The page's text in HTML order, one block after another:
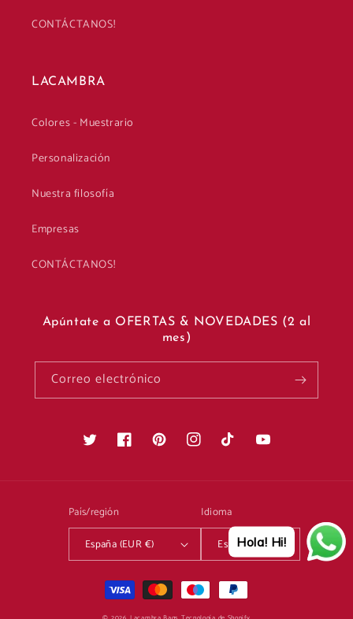
CONTÁCTANOS!
LACAMBRA
Colores - Muestrario
Personalización
Nuestra filosofía
Empresas
CONTÁCTANOS!
Apúntate a OFERTAS & NOVEDADES (2 al
mes)
Correo electrónico
Twitter FacebookPinterestInstagramTikTok YouTube
País/región
España (EUR €)
Idioma
Español
Formas
de
Hola! Hi!